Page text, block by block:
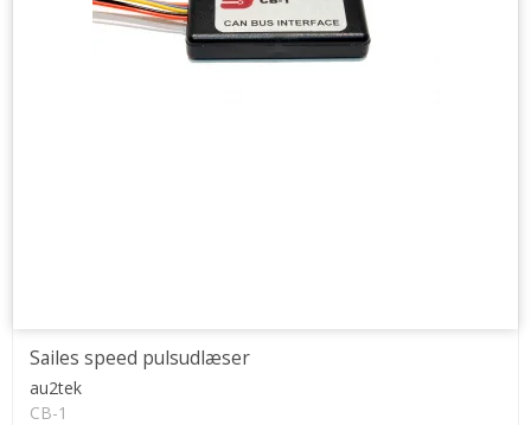
Sailes speed pulsudlæser
au2tek
CB-1